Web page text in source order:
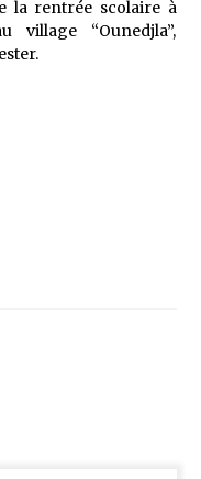
la rentrée scolaire à
village “Ounedjla”,